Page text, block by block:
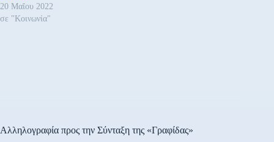
20 Μαΐου 2022
σε "Κοινωνία"
Αλληλογραφία προς την Σύνταξη της «Γραφίδας»